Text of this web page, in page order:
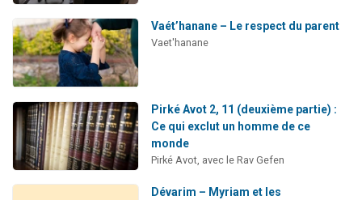
Vaét’hanane – Le respect du parent
Vaet'hanane
Pirké Avot 2, 11 (deuxième partie) :
Ce qui exclut un homme de ce
monde
Pirké Avot, avec le Rav Gefen
Dévarim – Myriam et les